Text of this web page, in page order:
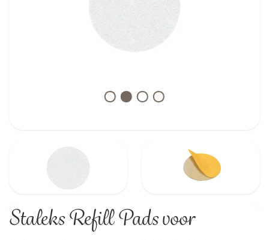
Staleks Refill Pads voor